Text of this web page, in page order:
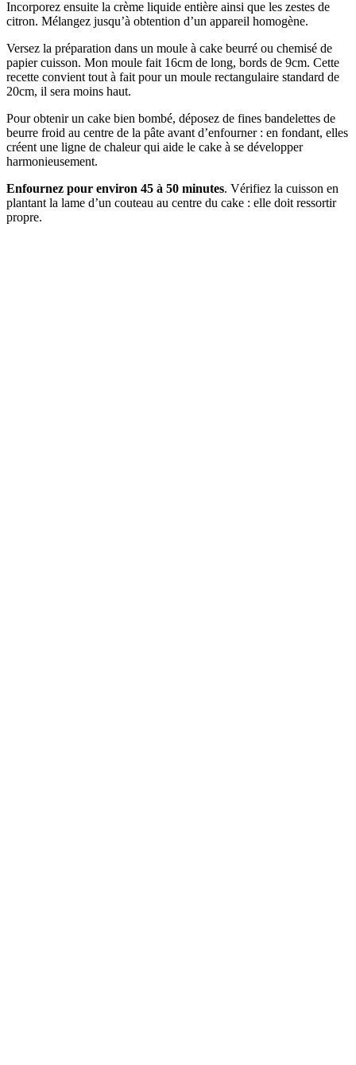
Incorporez ensuite la crème liquide entière ainsi que les zestes de
citron. Mélangez jusqu’à obtention d’un appareil homogène.
Versez la préparation dans un moule à cake beurré ou chemisé de
papier cuisson. Mon moule fait 16cm de long, bords de 9cm. Cette
recette convient tout à fait pour un moule rectangulaire standard de
20cm, il sera moins haut.
Pour obtenir un cake bien bombé, déposez de fines bandelettes de
beurre froid au centre de la pâte avant d’enfourner : en fondant, elles
créent une ligne de chaleur qui aide le cake à se développer
harmonieusement.
Enfournez pour environ 45 à 50 minutes. Vérifiez la cuisson en
plantant la lame d’un couteau au centre du cake : elle doit ressortir
propre.